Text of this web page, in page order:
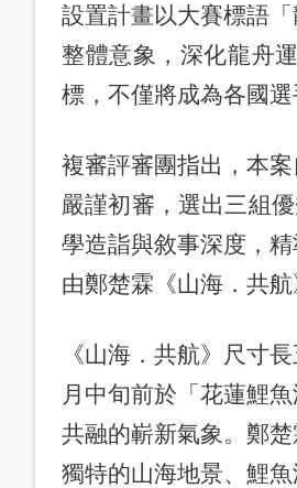
設置計畫以大賽標語
整體意象，深化龍舟
標，不僅將成為各國
複審評審團指出，本
嚴謹初審，選出三組
學造詣與敘事深度，
由鄭楚霖《山海．共航
《山海．共航》尺寸
月中旬前於「花蓮鯉
共融的嶄新氣象。鄭
獨特的山海地景、鯉